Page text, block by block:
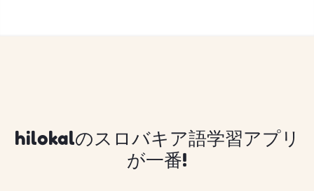
hilokalのスロバキア語学習アプリ
が一番!